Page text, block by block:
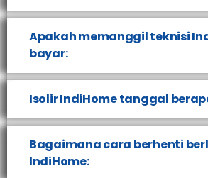
Apakah memanggil teknisi
bayar:
Isolir IndiHome tanggal
Bagaimana cara berhenti
IndiHome: